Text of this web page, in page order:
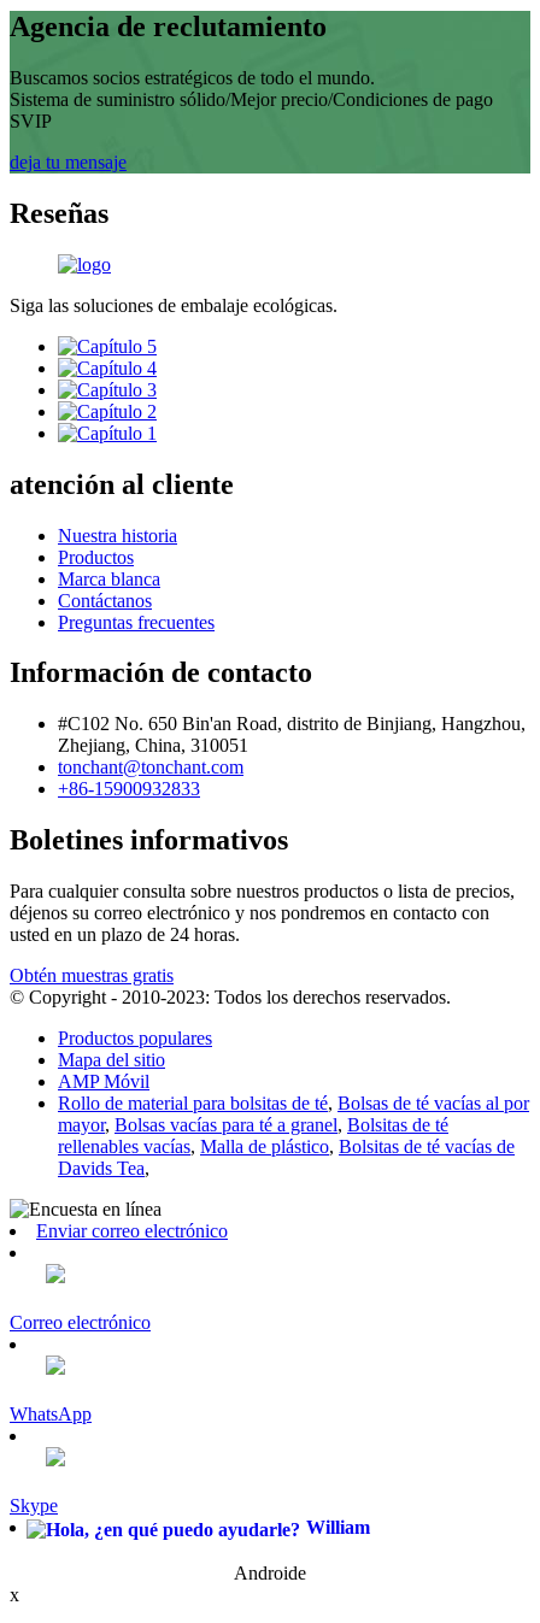
Agencia de reclutamiento
Buscamos socios estratégicos de todo el mundo.
Sistema de suministro sólido/Mejor precio/Condiciones de pago
SVIP
deja tu mensaje
Reseñas
Siga las soluciones de embalaje ecológicas.
atención al cliente
Nuestra historia
Productos
Marca blanca
Contáctanos
Preguntas frecuentes
Información de contacto
#C102 No. 650 Bin'an Road, distrito de Binjiang, Hangzhou,
Zhejiang, China, 310051
tonchant@tonchant.com
+86-15900932833
Boletines informativos
Para cualquier consulta sobre nuestros productos o lista de precios,
déjenos su correo electrónico y nos pondremos en contacto con
usted en un plazo de 24 horas.
Obtén muestras gratis
© Copyright - 2010-2023: Todos los derechos reservados.
Productos populares
Mapa del sitio
AMP Móvil
Rollo de material para bolsitas de té, Bolsas de té vacías al por
mayor, Bolsas vacías para té a granel, Bolsitas de té
rellenables vacías, Malla de plástico, Bolsitas de té vacías de
Davids Tea,
Enviar correo electrónico
Correo electrónico
WhatsApp
Skype
William
Androide
x